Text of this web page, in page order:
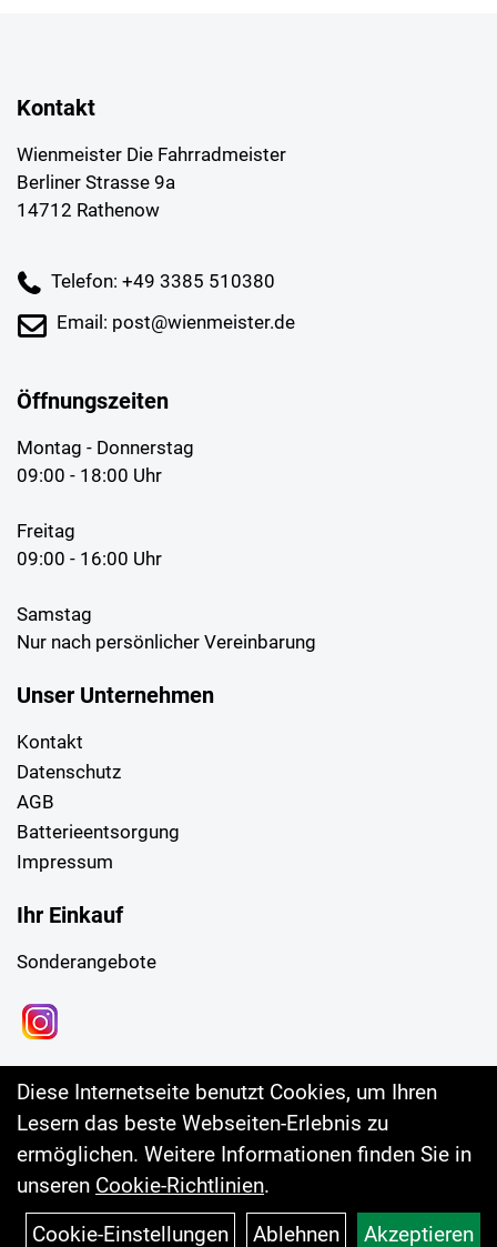
Kontakt
Wienmeister Die Fahrradmeister
Berliner Strasse 9a
14712 Rathenow
Telefon: +49 3385 510380
Email: post@wienmeister.de
Öffnungszeiten
Montag - Donnerstag
09:00 - 18:00 Uhr
Freitag
09:00 - 16:00 Uhr
Samstag
Nur nach persönlicher Vereinbarung
Unser Unternehmen
Kontakt
Datenschutz
AGB
Batterieentsorgung
Impressum
Ihr Einkauf
Sonderangebote
Diese Internetseite benutzt Cookies, um Ihren
Lesern das beste Webseiten-Erlebnis zu
ermöglichen. Weitere Informationen finden Sie in
unseren Cookie-Richtlinien.
Cookie-Einstellungen
Ablehnen Akzeptieren